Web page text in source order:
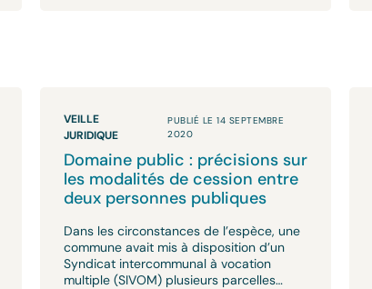
VEILLE
JURIDIQUE
PUBLIÉ LE 14 SEPTEMBRE
2020
Domaine public : précisions sur
les modalités de cession entre
deux personnes publiques
Dans les circonstances de l’espèce, une
commune avait mis à disposition d’un
Syndicat intercommunal à vocation
multiple (SIVOM) plusieurs parcelles…